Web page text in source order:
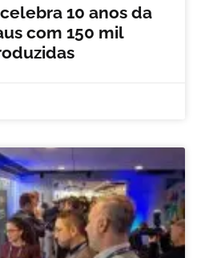
10 anos da
com 150 mil